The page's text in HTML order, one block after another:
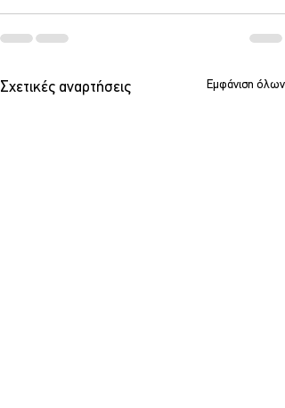
Σχετικές αναρτήσεις Εμφάνιση όλων